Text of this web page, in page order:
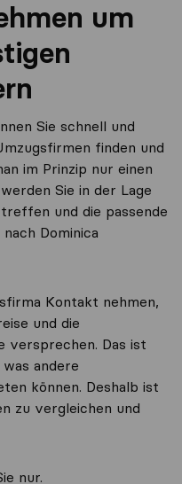
um
Sie schnell und
finden und
im Prinzip nur einen
Sie in der Lage
und die passende
Dominica
Kontakt nehmen,
und die
versprechen. Das ist
andere
können. Deshalb ist
zu vergleichen und
nur.